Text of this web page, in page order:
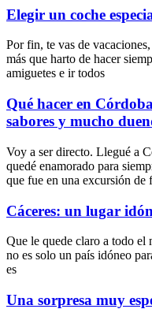
Elegir un coche
Por fin, te vas de
más que harto de hacer
amiguetes e ir todos
Qué hacer en
sabores y mucho
Voy a ser directo. Llegué a
quedé enamorado para
que fue en una excursión de
Cáceres: un lugar
Que le quede claro a todo el
no es solo un país idóneo
es
Una sorpresa muy